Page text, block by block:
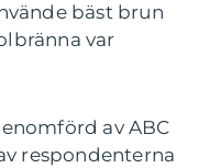
bäst brun
var
av ABC
respondenterna